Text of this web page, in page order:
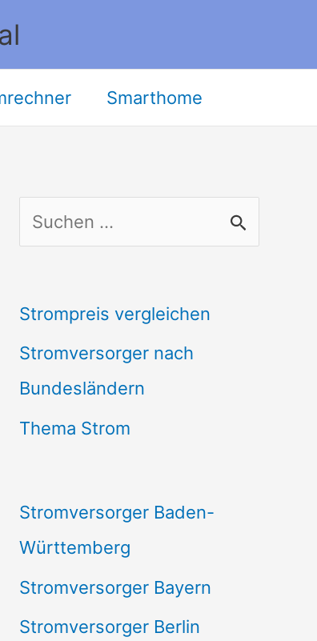
Smarthome
u
h
e
n
n
Strompreis vergleichen
Stromversorger nach
Bundesländern
Thema Strom
Stromversorger Baden-
Württemberg
Stromversorger Bayern
Stromversorger Berlin